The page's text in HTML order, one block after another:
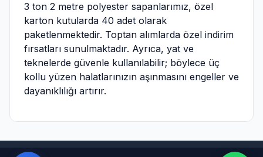
3 ton 2 metre polyester sapanlarımız, özel
karton kutularda 40 adet olarak
paketlenmektedir. Toptan alımlarda özel indirim
fırsatları sunulmaktadır. Ayrıca, yat ve
teknelerde güvenle kullanılabilir; böylece üç
kollu yüzen halatlarınızın aşınmasını engeller ve
dayanıklılığı artırır.